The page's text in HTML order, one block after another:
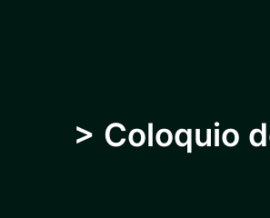
> Coloquio